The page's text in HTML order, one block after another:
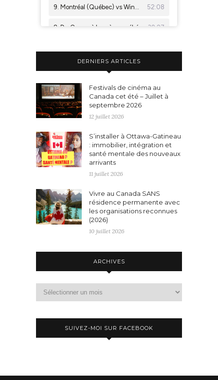
DERNIERS ARTICLES
Festivals de cinéma au
Canada cet été – Juillet à
septembre 2026
12 juillet 2026
S’installer à Ottawa-Gatineau
: immobilier, intégration et
santé mentale des nouveaux
arrivants
11 juillet 2026
Vivre au Canada SANS
résidence permanente avec
les organisations reconnues
(2026)
10 juillet 2026
ARCHIVES
SUIVEZ-MOI SUR FACEBOOK